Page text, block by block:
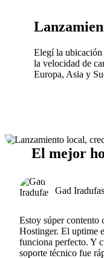
Elegí la ubicación
la velocidad de
Europa, Asia y
El mejor
Gad
Estoy súper contento
Hostinger. El uptime
funciona perfecto. Y
soporte técnico fue